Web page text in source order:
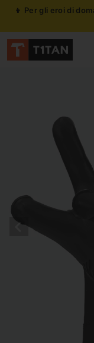
👦 Per gli eroi di